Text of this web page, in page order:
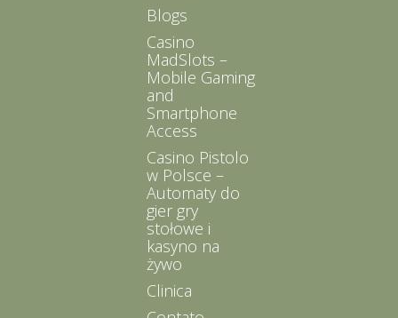
Blogs
Casino
MadSlots –
Mobile Gaming
and
Smartphone
Access
Casino Pistolo
w Polsce –
Automaty do
gier gry
stołowe i
kasyno na
żywo
Clinica